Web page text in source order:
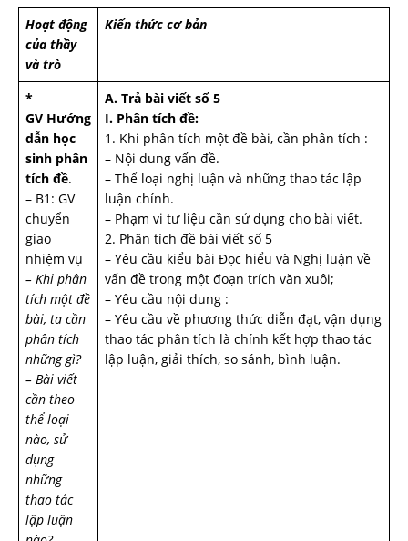
Hoạt động
của thầy
và trò
Kiến thức cơ bản
*
GV Hướng
dẫn học
sinh phân
tích đề.
– B1: GV
chuyển
giao
nhiệm vụ
– Khi phân
tích một đề
bài, ta cần
phân tích
những gì?
– Bài viết
cần theo
thể loại
nào, sử
dụng
những
thao tác
lập luận
A. Trả bài viết số 5
I. Phân tích đề:
1. Khi phân tích một đề bài, cần phân tích :
– Nội dung vấn đề.
– Thể loại nghị luận và những thao tác lập
luận chính.
– Phạm vi tư liệu cần sử dụng cho bài viết.
2. Phân tích đề bài viết số 5
– Yêu cầu kiểu bài Đọc hiểu và Nghị luận về
vấn đề trong một đoạn trích văn xuôi;
– Yêu cầu nội dung :
– Yêu cầu về phương thức diễn đạt, vận dụng
thao tác phân tích là chính kết hợp thao tác
lập luận, giải thích, so sánh, bình luận.